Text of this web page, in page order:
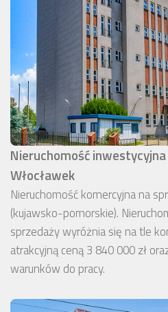
Nieruchomość
Włocławek
Nieruchomość komercyjna na
(kujawsko-pomorskie).
sprzedaży wyróżnia się na tle
atrakcyjną ceną 3 840 000 zł
warunków do pracy.